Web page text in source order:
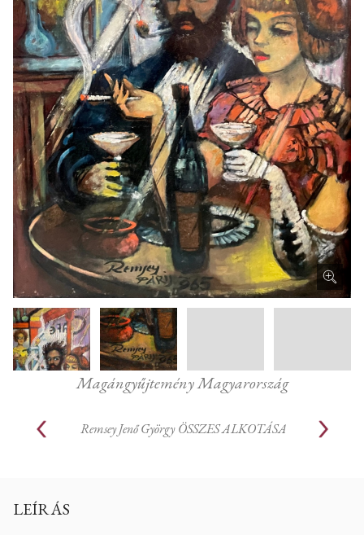
Magángyűjtemény Magyarország
Remsey Jenő György ÖSSZES ALKOTÁSA
LEÍRÁS